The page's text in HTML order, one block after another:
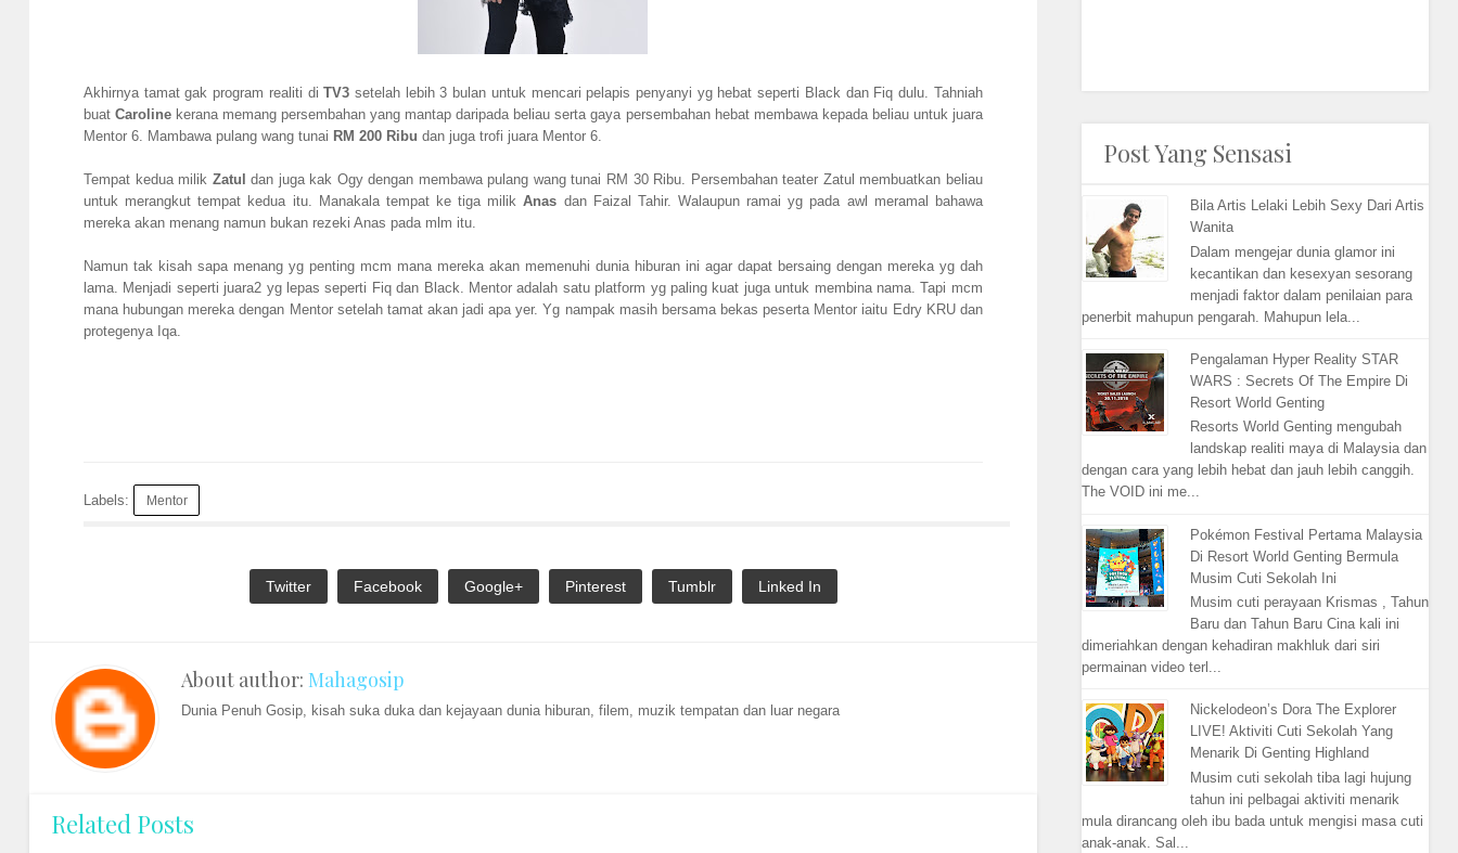
Akhirnya tamat gak program realiti diTV3setelah lebih 3 bulan untuk mencari pelapis penyanyi yg hebat seperti Black dan Fiq dulu. Tahniah
buatCaroline kerana memang persembahan yang mantap daripada beliau serta gaya persembahan hebat membawa kepada beliau untuk juara
Mentor 6. Mambawa pulang wang tunai RM 200 Ribu dan juga trofi juara Mentor 6.
Tempat kedua milik Zatuldan juga kak Ogy dengan membawa pulang wang tunai RM 30 Ribu. Persembahan teater Zatul membuatkan beliau
untuk merangkut tempat kedua itu. Manakala tempat ke tiga milikAnas dan Faizal Tahir. Walaupun ramai yg pada awl meramal bahawa
mereka akan menang namun bukan rezeki Anas pada mlm itu.
Namun tak kisah sapa menang yg penting mcm mana mereka akan memenuhi dunia hiburan ini agar dapat bersaing dengan mereka yg dah
lama. Menjadi seperti juara2 yg lepas seperti Fiq dan Black. Mentor adalah satu platform yg paling kuat juga untuk membina nama. Tapi mcm
mana hubungan mereka dengan Mentor setelah tamat akan jadi apa yer. Yg nampak masih bersama bekas peserta Mentor iaitu Edry KRU dan
protegenya Iqa.
Labels: Mentor
Twitter Facebook Google+ Pinterest Tumblr Linked In
About author: Mahagosip
Dunia Penuh Gosip, kisah suka duka dan kejayaan dunia hiburan, filem, muzik tempatan dan luar negara
Related Posts
Post Yang Sensasi
Bila Artis Lelaki Lebih Sexy Dari Artis
Wanita
Dalam mengejar dunia glamor ini
kecantikan dan kesexyan sesorang
menjadi faktor dalam penilaian para
penerbit mahupun pengarah. Mahupun lela...
Pengalaman Hyper Reality STAR
WARS : Secrets Of The Empire Di
Resort World Genting
Resorts World Genting mengubah
landskap realiti maya di Malaysia dan
dengan cara yang lebih hebat dan jauh lebih canggih.
The VOID ini me...
Pokémon Festival Pertama Malaysia
Di Resort World Genting Bermula
Musim Cuti Sekolah Ini
Musim cuti perayaan Krismas , Tahun
Baru dan Tahun Baru Cina kali ini
dimeriahkan dengan kehadiran makhluk dari siri
permainan video terl...
Nickelodeon’s Dora The Explorer
LIVE! Aktiviti Cuti Sekolah Yang
Menarik Di Genting Highland
Musim cuti sekolah tiba lagi hujung
tahun ini pelbagai aktiviti menarik
mula dirancang oleh ibu bada untuk mengisi masa cuti
anak-anak. Sal...